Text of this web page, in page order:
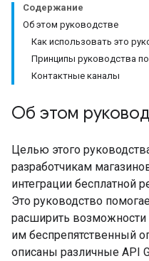
Содержание
Об этом руководстве
Как использовать это
Принципы руководства
Контактные каналы
Об этом
Целью этого
разработчикам
интеграции бесплатной
Это руководство
расширить возможности
им беспрепятственный
описаны различные API